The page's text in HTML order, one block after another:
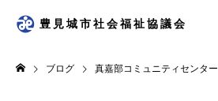
豊見城市社会福祉協議会
ブログ 真嘉部コミュニティセンター